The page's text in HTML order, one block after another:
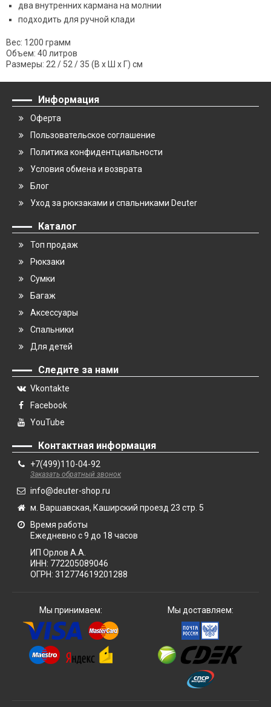
два внутренних кармана на молнии
подходить для ручной клади
Вес: 1200 грамм
Объем: 40 литров
Размеры: 22 / 52 / 35 (В x Ш x Г) см
Информация
Оферта
Пользовательское соглашение
Политика конфидентциальности
Условия обмена и возврата
Блог
Уход за рюкзаками и спальниками Deuter
Каталог
Топ продаж
Рюкзаки
Сумки
Багаж
Аксессуары
Спальники
Для детей
Следите за нами
Vkontakte
Facebook
YouTube
Контактная информация
+7(499)110-04-92
Заказать обратный звонок
info@deuter-shop.ru
м. Варшавская, Каширский проезд 23 стр. 5
Время работы
Ежедневно с 9 до 18 часов
ИП Орлов А.А.
ИНН: 772205089046
ОГРН: 312774619201288
Мы принимаем: Мы доставляем: